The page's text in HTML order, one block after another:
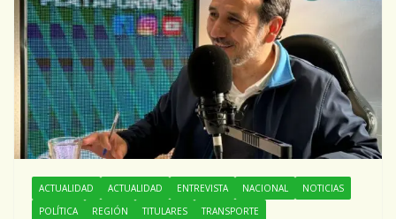
ACTUALIDAD ACTUALIDAD ENTREVISTA NACIONAL
NOTICIAS
POLÍTICA
REGIÓN TITULARES TRANSPORTE